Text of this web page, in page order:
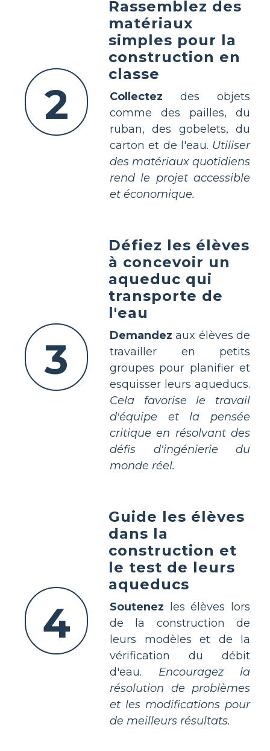
2
Rassemblez des
matériaux
simples pour la
construction en
classe
Collectez des objets
comme des pailles, du
ruban, des gobelets, du
carton et de l'eau. Utiliser
des matériaux quotidiens
rend le projet accessible
et économique.
3
Défiez les élèves
à concevoir un
aqueduc qui
transporte de
l'eau
Demandez aux élèves de
travailler en petits
groupes pour planifier et
esquisser leurs aqueducs.
Cela favorise le travail
d'équipe et la pensée
critique en résolvant des
défis d'ingénierie du
monde réel.
4
Guide les élèves
dans la
construction et
le test de leurs
aqueducs
Soutenez les élèves lors
de la construction de
leurs modèles et de la
vérification du débit
d'eau. Encouragez la
résolution de problèmes
et les modifications pour
de meilleurs résultats.